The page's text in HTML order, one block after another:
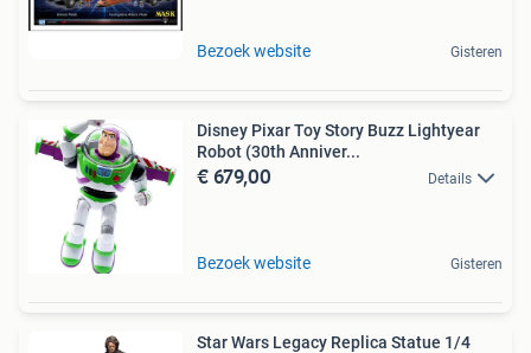
Bezoek website Gisteren
Disney Pixar Toy Story Buzz Lightyear
Robot (30th Anniver...
€ 679,00 Details
Bezoek website Gisteren
Star Wars Legacy Replica Statue 1/4